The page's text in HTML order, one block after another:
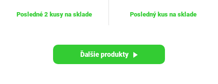
Posledné 2 kusy na sklade Posledný kus na sklade
Ďalšie produkty